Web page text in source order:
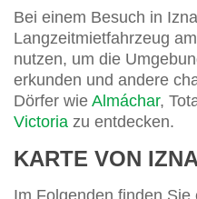
Bei einem Besuch in
Langzeitmietfahrzeug
nutzen, um die
erkunden und andere
Dörfer wie Almáchar,
Victoria zu entdecken.
KARTE VON
Im Folgenden finden Sie